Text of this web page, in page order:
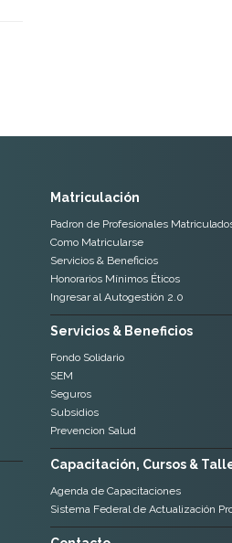
Matriculación
Padron de Profesionales
Como Matricularse
Servicios & Beneficios
Honorarios Mínimos Éticos
Ingresar al Autogestión 2.0
Servicios & Beneficios
Fondo Solidario
SEM
Seguros
Subsidios
Prevencion Salud
Capacitación, Cursos &
Agenda de Capacitaciones
Sistema Federal de Actualización